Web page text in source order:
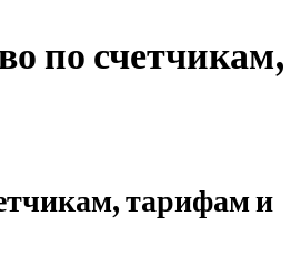
по счетчикам,
тарифам и